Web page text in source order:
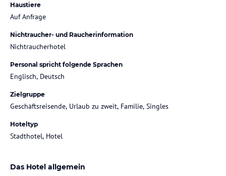
Haustiere
Auf Anfrage
Nichtraucher- und Raucherinformation
Nichtraucherhotel
Personal spricht folgende Sprachen
Englisch, Deutsch
Zielgruppe
Geschäftsreisende, Urlaub zu zweit, Familie, Singles
Hoteltyp
Stadthotel, Hotel
Das Hotel allgemein